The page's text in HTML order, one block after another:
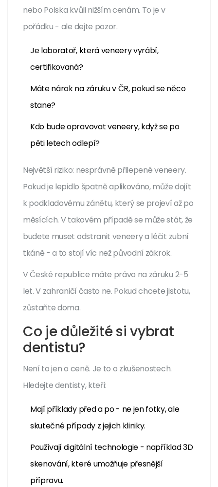
nebo Polska kvůli nižším cenám. To je v
pořádku - ale dejte pozor.
Je laboratoř, která veneery vyrábí,
certifikovaná?
Máte nárok na záruku v ČR, pokud se něco
stane?
Kdo bude opravovat veneery, když se po
pěti letech odlepí?
Největší riziko: nesprávně přilepené veneery.
Pokud je lepidlo špatně aplikováno, může dojít
k podkladovému zánětu, který se projeví až po
měsících. V takovém případě se může stát, že
budete muset odstranit veneery a léčit zubní
tkáně - a to stojí víc než původní zákrok.
V České republice máte právo na záruku 2-5
let. V zahraničí často ne. Pokud chcete jistotu,
zůstaňte doma.
Co je důležité si vybrat
dentistu?
Není to jen o ceně. Je to o zkušenostech.
Hledejte dentisty, kteří:
Mají příklady před a po - ne jen fotky, ale
skutečné případy z jejich kliniky.
Používají digitální technologie - například 3D
skenování, které umožňuje přesnější
přípravu.